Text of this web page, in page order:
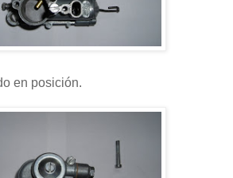
en posición.